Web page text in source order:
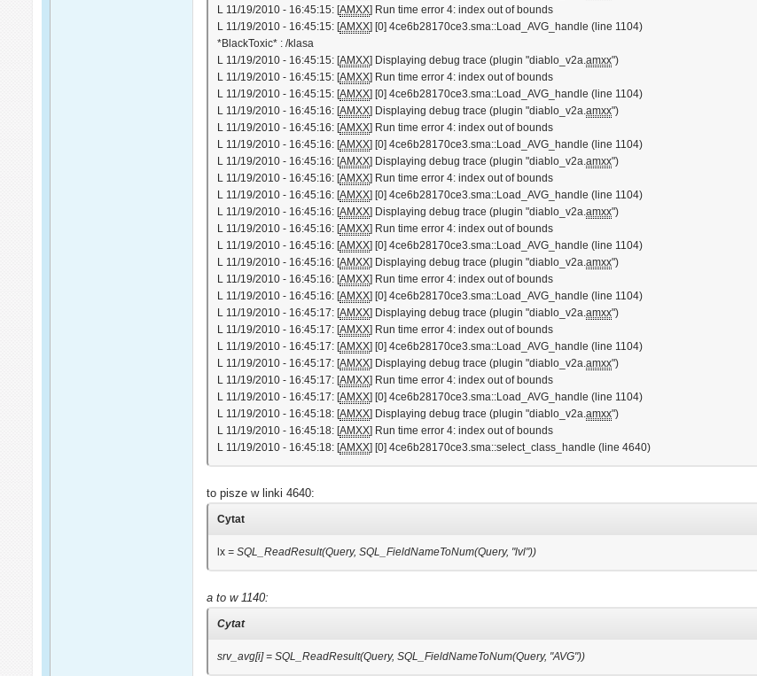
L 11/19/2010 - 16:45:15: [AMXX] Run time error 4: index out of bounds
L 11/19/2010 - 16:45:15: [AMXX] [0] 4ce6b28170ce3.sma::Load_AVG_handle (line 1104)
*BlackToxic* : /klasa
L 11/19/2010 - 16:45:15: [AMXX] Displaying debug trace (plugin "diablo_v2a.amxx")
L 11/19/2010 - 16:45:15: [AMXX] Run time error 4: index out of bounds
L 11/19/2010 - 16:45:15: [AMXX] [0] 4ce6b28170ce3.sma::Load_AVG_handle (line 1104)
L 11/19/2010 - 16:45:16: [AMXX] Displaying debug trace (plugin "diablo_v2a.amxx")
L 11/19/2010 - 16:45:16: [AMXX] Run time error 4: index out of bounds
L 11/19/2010 - 16:45:16: [AMXX] [0] 4ce6b28170ce3.sma::Load_AVG_handle (line 1104)
L 11/19/2010 - 16:45:16: [AMXX] Displaying debug trace (plugin "diablo_v2a.amxx")
L 11/19/2010 - 16:45:16: [AMXX] Run time error 4: index out of bounds
L 11/19/2010 - 16:45:16: [AMXX] [0] 4ce6b28170ce3.sma::Load_AVG_handle (line 1104)
L 11/19/2010 - 16:45:16: [AMXX] Displaying debug trace (plugin "diablo_v2a.amxx")
L 11/19/2010 - 16:45:16: [AMXX] Run time error 4: index out of bounds
L 11/19/2010 - 16:45:16: [AMXX] [0] 4ce6b28170ce3.sma::Load_AVG_handle (line 1104)
L 11/19/2010 - 16:45:16: [AMXX] Displaying debug trace (plugin "diablo_v2a.amxx")
L 11/19/2010 - 16:45:16: [AMXX] Run time error 4: index out of bounds
L 11/19/2010 - 16:45:16: [AMXX] [0] 4ce6b28170ce3.sma::Load_AVG_handle (line 1104)
L 11/19/2010 - 16:45:17: [AMXX] Displaying debug trace (plugin "diablo_v2a.amxx")
L 11/19/2010 - 16:45:17: [AMXX] Run time error 4: index out of bounds
L 11/19/2010 - 16:45:17: [AMXX] [0] 4ce6b28170ce3.sma::Load_AVG_handle (line 1104)
L 11/19/2010 - 16:45:17: [AMXX] Displaying debug trace (plugin "diablo_v2a.amxx")
L 11/19/2010 - 16:45:17: [AMXX] Run time error 4: index out of bounds
L 11/19/2010 - 16:45:17: [AMXX] [0] 4ce6b28170ce3.sma::Load_AVG_handle (line 1104)
L 11/19/2010 - 16:45:18: [AMXX] Displaying debug trace (plugin "diablo_v2a.amxx")
L 11/19/2010 - 16:45:18: [AMXX] Run time error 4: index out of bounds
L 11/19/2010 - 16:45:18: [AMXX] [0] 4ce6b28170ce3.sma::select_class_handle (line 4640)
to pisze w linki 4640:
Cytat
lx = SQL_ReadResult(Query, SQL_FieldNameToNum(Query, "lvl"))
a to w 1140:
Cytat
srv_avg[i] = SQL_ReadResult(Query, SQL_FieldNameToNum(Query, "AVG"))